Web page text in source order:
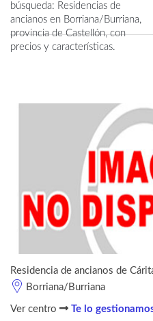
búsqueda: Residencias de
ancianos en Borriana/Burriana,
provincia de Castellón, con
precios y características.
Residencia de ancianos de
Borriana/Burriana
Ver centro Te lo